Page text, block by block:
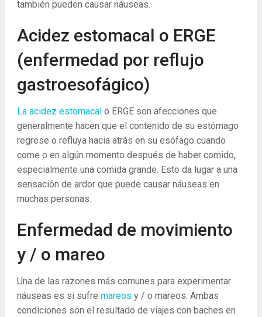
también pueden causar náuseas.
Acidez estomacal o ERGE
(enfermedad por reflujo
gastroesofágico)
La acidez estomacalo ERGE son afecciones que
generalmente hacen que el contenido de su estómago
regrese o refluya hacia atrás en su esófago cuando
come o en algún momento después de haber comido,
especialmente una comida grande. Esto da lugar a una
sensación de ardor que puede causar náuseas en
muchas personas.
Enfermedad de movimiento
y / o mareo
Una de las razones más comunes para experimentar
náuseas es si sufre mareos y / o mareos. Ambas
condiciones son el resultado de viajes con baches en